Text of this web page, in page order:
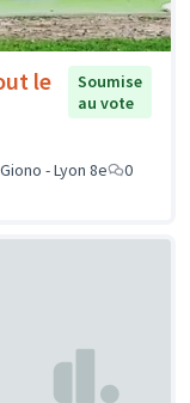
le
Soumise
au vote
- Lyon 8e
0